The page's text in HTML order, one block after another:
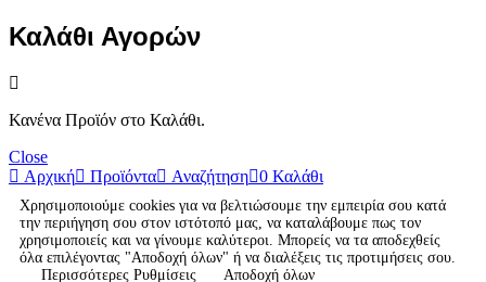
Καλάθι Αγορών
Κανένα Προϊόν στο Καλάθι.
Close
Αρχική
Προϊόντα Αναζήτηση 0 Καλάθι
Χρησιμοποιούμε cookies για να βελτιώσουμε την εμπειρία σου κατά
την περιήγηση σου στον ιστότοπό μας, να καταλάβουμε πως τον
χρησιμοποιείς και να γίνουμε καλύτεροι. Μπορείς να τα αποδεχθείς
όλα επιλέγοντας "Αποδοχή όλων" ή να διαλέξεις τις προτιμήσεις σου.
Περισσότερες Ρυθμίσεις
Αποδοχή όλων